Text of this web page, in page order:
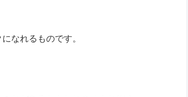
なれるものです。